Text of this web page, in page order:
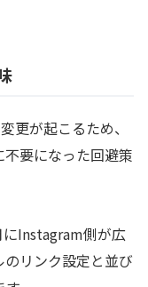
更が起こるため、
要になった回避策
Instagram側が広
リンク設定と並び